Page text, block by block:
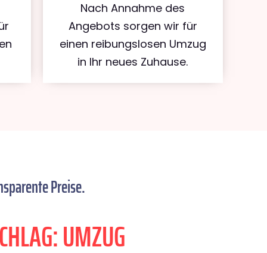
Nach Annahme des
Angebots sorgen wir für
einen reibungslosen Umzug
in Ihr neues Zuhause.
Preise.
UMZUG